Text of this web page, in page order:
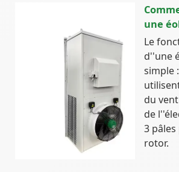
une
Le
d''une
simple
du
de
3
rotor.